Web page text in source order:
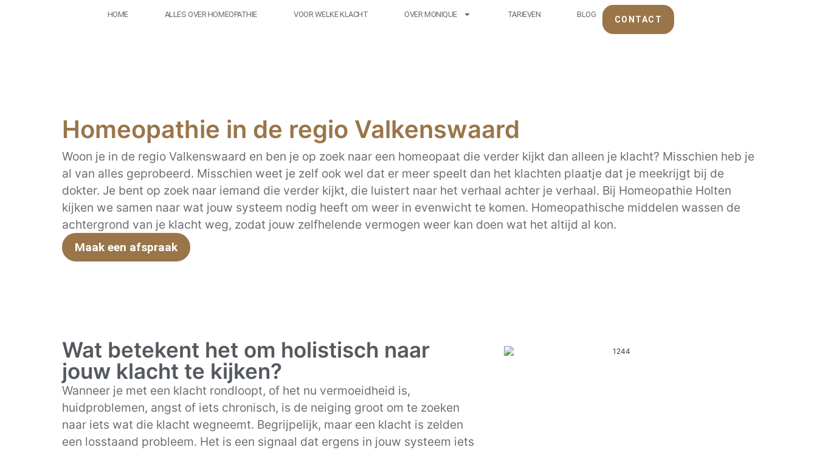
HOME ALLES OVER HOMEOPATHIE VOOR WELKE KLACHT OVER MONIQUE TARIEVEN BLOG
CONTACT
Homeopathie in de regio Valkenswaard
Woon je in de regio Valkenswaard en ben je op zoek naar een homeopaat die verder kijkt dan alleen je klacht? Misschien heb je
al van alles geprobeerd. Misschien weet je zelf ook wel dat er meer speelt dan het klachten plaatje dat je meekrijgt bij de
dokter. Je bent op zoek naar iemand die verder kijkt, die luistert naar het verhaal achter je verhaal. Bij Homeopathie Holten
kijken we samen naar wat jouw systeem nodig heeft om weer in evenwicht te komen. Homeopathische middelen wassen de
achtergrond van je klacht weg, zodat jouw zelfhelende vermogen weer kan doen wat het altijd al kon.
Maak een afspraak
Wat betekent het om holistisch naar
jouw klacht te kijken?
Wanneer je met een klacht rondloopt, of het nu vermoeidheid is,
huidproblemen, angst of iets chronisch, is de neiging groot om te zoeken
naar iets wat die klacht wegneemt. Begrijpelijk, maar een klacht is zelden
een losstaand probleem. Het is een signaal dat ergens in jouw systeem iets